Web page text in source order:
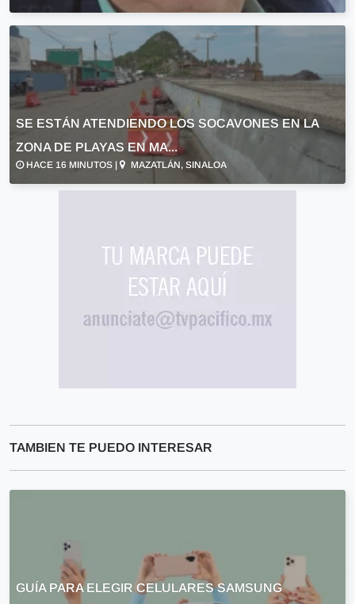
SE ESTÁN ATENDIENDO LOS SOCAVONES EN LA
ZONA DE PLAYAS EN MA...
HACE 16 MINUTOS | MAZATLÁN, SINALOA
TAMBIEN TE PUEDO INTERESAR
GUÍA PARA ELEGIR CELULARES SAMSUNG